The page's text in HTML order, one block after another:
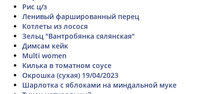
Рис ц/з
Ленивый фаршированный перец
Котлеты из лосося
Зельц "Вантробянка сялянская"
Димсам кейк
Multi women
Килька в томатном соусе
Окрошка (сухая) 19/04/2023
Шарлотка с яблоками на миндальной муке